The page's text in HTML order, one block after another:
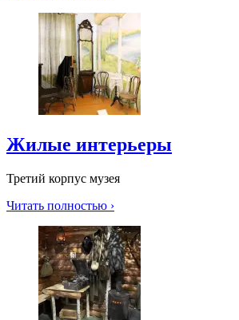
Жилые интерьеры
Третий корпус музея
Читать полностью ›